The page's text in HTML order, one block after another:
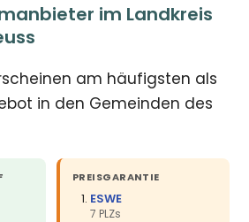
im Landkreis
am häufigsten als
in den Gemeinden des
PREISGARANTIE
ESWE
7 PLZs